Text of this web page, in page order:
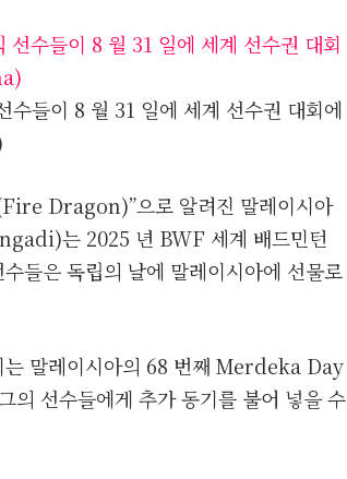
들이 8 월 31 일에 세계 선수권 대회에
Dragon)”으로 알려진 말레이시아
는 2025 년 BWF 세계 배드민턴
들은 독립의 날에 말레이시아에 선물로
는 말레이시아의 68 번째 Merdeka Day
선수들에게 추가 동기를 불어 넣을 수